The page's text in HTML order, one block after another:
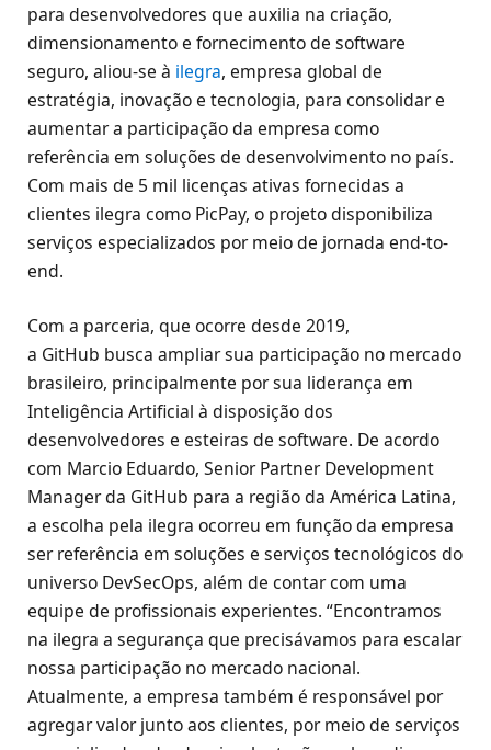
para desenvolvedores que auxilia na criação,
dimensionamento e fornecimento de software
seguro, aliou-se à ilegra, empresa global de
estratégia, inovação e tecnologia, para consolidar e
aumentar a participação da empresa como
referência em soluções de desenvolvimento no país.
Com mais de 5 mil licenças ativas fornecidas a
clientes ilegra como PicPay, o projeto disponibiliza
serviços especializados por meio de jornada end-to-
end.
Com a parceria, que ocorre desde 2019,
a GitHub busca ampliar sua participação no mercado
brasileiro, principalmente por sua liderança em
Inteligência Artificial à disposição dos
desenvolvedores e esteiras de software. De acordo
com Marcio Eduardo, Senior Partner Development
Manager da GitHub para a região da América Latina,
a escolha pela ilegra ocorreu em função da empresa
ser referência em soluções e serviços tecnológicos do
universo DevSecOps, além de contar com uma
equipe de profissionais experientes. “Encontramos
na ilegra a segurança que precisávamos para escalar
nossa participação no mercado nacional.
Atualmente, a empresa também é responsável por
agregar valor junto aos clientes, por meio de serviços